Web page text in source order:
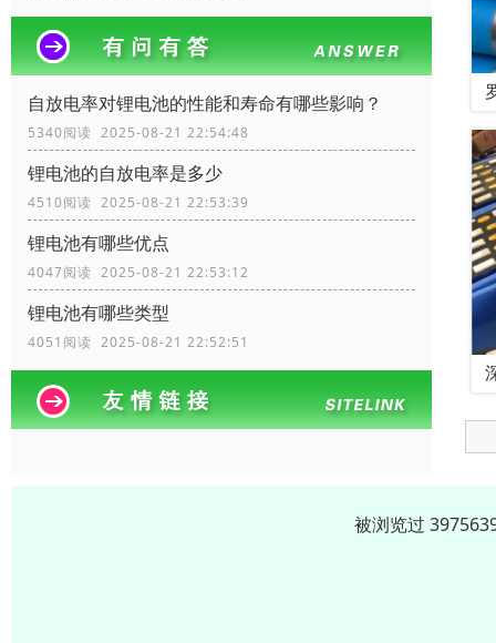
自放电率对锂电池的性能和寿命有哪些影响？
5340阅读 2025-08-21 22:54:48
锂电池的自放电率是多少
4510阅读 2025-08-21 22:53:39
锂电池有哪些优点
4047阅读 2025-08-21 22:53:12
锂电池有哪些类型
4051阅读 2025-08-21 22:52:51
被浏览过